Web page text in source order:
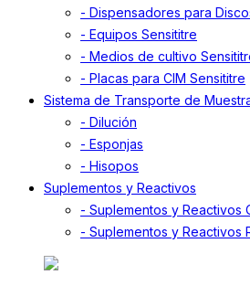
- Dispensadores para
- Equipos Sensititre
- Medios de cultivo
- Placas para CIM Sensititre
Sistema de Transporte de
- Dilución
- Esponjas
- Hisopos
Suplementos y Reactivos
- Suplementos y Reactivos
- Suplementos y Reactivos